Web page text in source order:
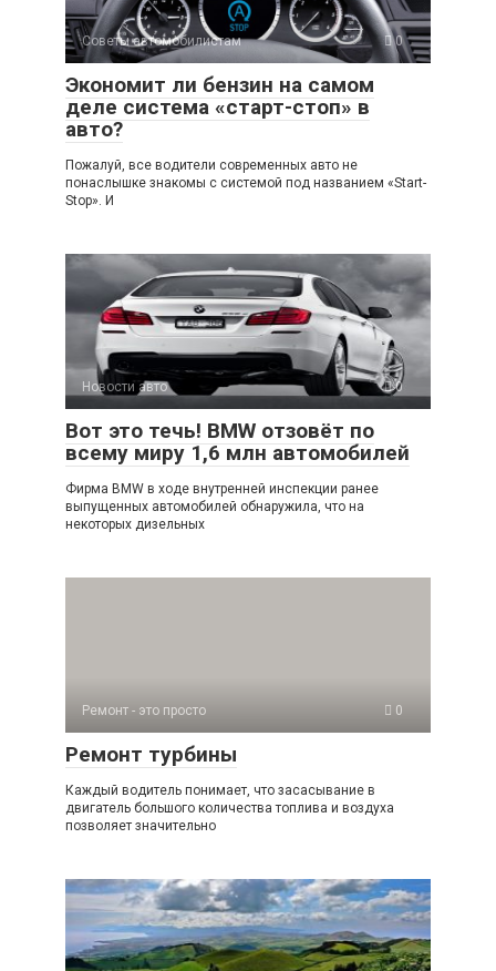
p
p
a
ss
ni
ki
m
в
и
ть
Советы автомобилистам 0
Экономит ли бензин на самом
деле система «старт-стоп» в
авто?
Пожалуй, все водители современных авто не
понаслышке знакомы с системой под названием «Start-
Stop». И
Новости авто 0
Вот это течь! BMW отзовёт по
всему миру 1,6 млн автомобилей
Фирма BMW в ходе внутренней инспекции ранее
выпущенных автомобилей обнаружила, что на
некоторых дизельных
Ремонт - это просто 0
Ремонт турбины
Каждый водитель понимает, что засасывание в
двигатель большого количества топлива и воздуха
позволяет значительно